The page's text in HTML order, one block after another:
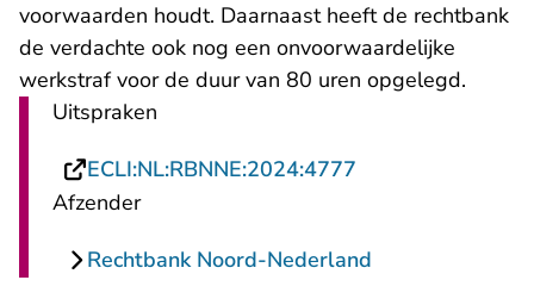
voorwaarden houdt. Daarnaast heeft de rechtbank
de verdachte ook nog een onvoorwaardelijke
werkstraf voor de duur van 80 uren opgelegd.
Uitspraken
ECLI:NL:RBNNE:2024:4777
Afzender
Rechtbank Noord-Nederland